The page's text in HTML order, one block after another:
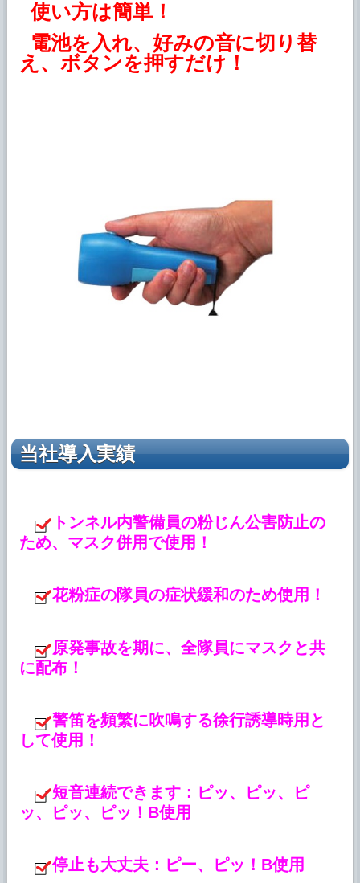
使い方は簡単！
電池を入れ、好みの音に切り替
え、ボタンを押すだけ！
当社導入実績
トンネル内警備員の粉じん公害防止の
ため、マスク併用で使用！
花粉症の隊員の症状緩和のため使用！
原発事故を期に、全隊員にマスクと共
に配布！
警笛を頻繁に吹鳴する徐行誘導時用と
して使用！
短音連続できます：ピッ、ピッ、ピ
ッ、ピッ、ピッ！B使用
停止も大丈夫：ピー、ピッ！B使用